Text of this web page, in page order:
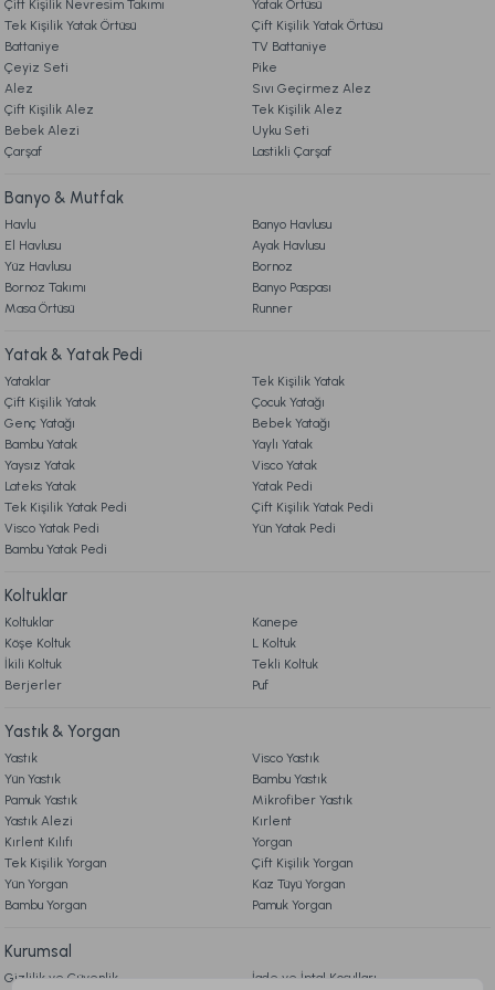
Gönder
4. KARGO & TESLİMAT
5. İADE & DEĞİŞİM
7. KAMPANYA & İNDİRİMLER
9. YATAK & KOLTUK SİPARİŞ VE İADE İŞLEMLERİ
Ücretsiz Kargo
Penye Çarşaf Seti Çift Kişilik - Mavi
1.699,00 TL
Ücretsiz Kargo
Penye Çarşaf Seti Çift Kişilik - Beyaz
1.699,00 TL
Ücretsiz Kargo
Penye Çarşaf Seti Çift King Size - Sarı
1.999,00 TL
1.999,00 TL
Lexus Yatak Örtüsü / Nevresim Takımı Seti Çift Kişilik - Gri
9.999,00 TL
Ücretsiz Kargo
Loria Yatak Örtüsü / Nevresim Takımı Seti Çift Kişilik - Krem
9.999,00 TL
Çift Kişilik Nevresim Takımı
Yatak Örtüsü
Tek Kişilik Yatak Örtüsü
Çift Kişilik Yatak Örtüsü
Battaniye
TV Battaniye
Çeyiz Seti
Pike
Alez
Sıvı Geçirmez Alez
Çift Kişilik Alez
Tek Kişilik Alez
Bebek Alezi
Uyku Seti
Çarşaf
Lastikli Çarşaf
Banyo & Mutfak
Havlu
Banyo Havlusu
El Havlusu
Ayak Havlusu
Yüz Havlusu
Bornoz
Bornoz Takımı
Banyo Paspası
Masa Örtüsü
Runner
Yatak & Yatak Pedi
Yataklar
Tek Kişilik Yatak
Çift Kişilik Yatak
Çocuk Yatağı
Genç Yatağı
Bebek Yatağı
Bambu Yatak
Yaylı Yatak
Yaysız Yatak
Visco Yatak
Lateks Yatak
Yatak Pedi
Tek Kişilik Yatak Pedi
Çift Kişilik Yatak Pedi
Visco Yatak Pedi
Yün Yatak Pedi
Bambu Yatak Pedi
Koltuklar
Koltuklar
Kanepe
Köşe Koltuk
L Koltuk
İkili Koltuk
Tekli Koltuk
Berjerler
Puf
Yastık & Yorgan
Yastık
Visco Yastık
Yün Yastık
Bambu Yastık
Pamuk Yastık
Mikrofiber Yastık
Yastık Alezi
Kırlent
Kırlent Kılıfı
Yorgan
Tek Kişilik Yorgan
Çift Kişilik Yorgan
Yün Yorgan
Kaz Tüyü Yorgan
Bambu Yorgan
Pamuk Yorgan
Kurumsal
Gizlilik ve Güvenlik İade ve İptal Koşulları